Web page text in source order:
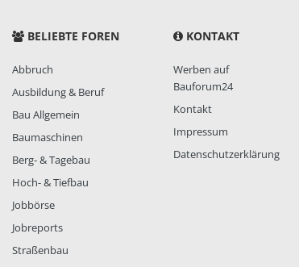
BELIEBTE FOREN
Abbruch
Ausbildung & Beruf
Bau Allgemein
Baumaschinen
Berg- & Tagebau
Hoch- & Tiefbau
Jobbörse
Jobreports
Straßenbau
KONTAKT
Werben auf
Bauforum24
Kontakt
Impressum
Datenschutzerklärung